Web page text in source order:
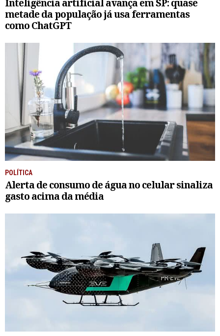
Inteligência artificial avança em SP: quase
metade da população já usa ferramentas
como ChatGPT
POLÍTICA
Alerta de consumo de água no celular sinaliza
gasto acima da média